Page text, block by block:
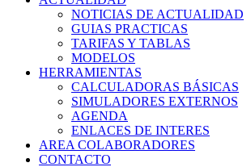
NOTICIAS DE ACTUALIDAD
GUIAS PRACTICAS
TARIFAS Y TABLAS
MODELOS
HERRAMIENTAS
CALCULADORAS BÁSICAS
SIMULADORES EXTERNOS
AGENDA
ENLACES DE INTERES
AREA COLABORADORES
CONTACTO